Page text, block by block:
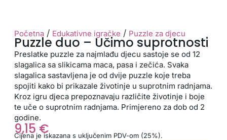
Početna/ Edukativne igračke / Puzzle za djecu
Puzzle duo – Učimo suprotnosti
Preslatke puzzle za najmlađu djecu sastoje se od 12
slagalica sa slikicama maca, pasa i zečića. Svaka
slagalica sastavljena je od dvije puzzle koje treba
spojiti kako bi prikazale životinje u suprotnim radnjama.
Kroz igru djeca prepoznavaju različite životinje i boje
te uče o suprotnim radnjama. Primjereno za dob od 2
godine.
9,15€
Cijena je iskazana s uključenim PDV-om (25%).